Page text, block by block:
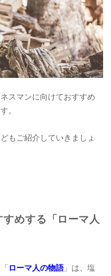
スマンに向けておすすめ
。
もご紹介していきましょ
めする「ローマ人
ローマ人の物語」は、塩